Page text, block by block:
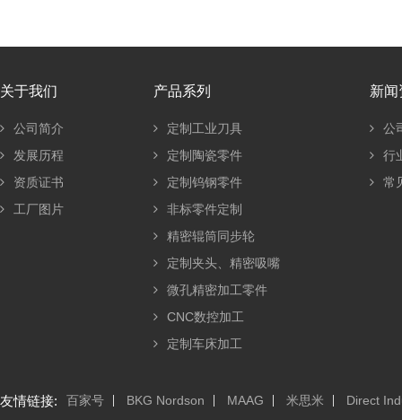
关于我们
公司简介
发展历程
资质证书
工厂图片
产品系列
定制工业刀具
定制陶瓷零件
定制钨钢零件
非标零件定制
精密辊筒同步轮
定制夹头、精密吸嘴
微孔精密加工零件
CNC数控加工
定制车床加工
新闻
公
行
常
友情链接: 百家号 BKG Nordson MAAG 米思米 Direct